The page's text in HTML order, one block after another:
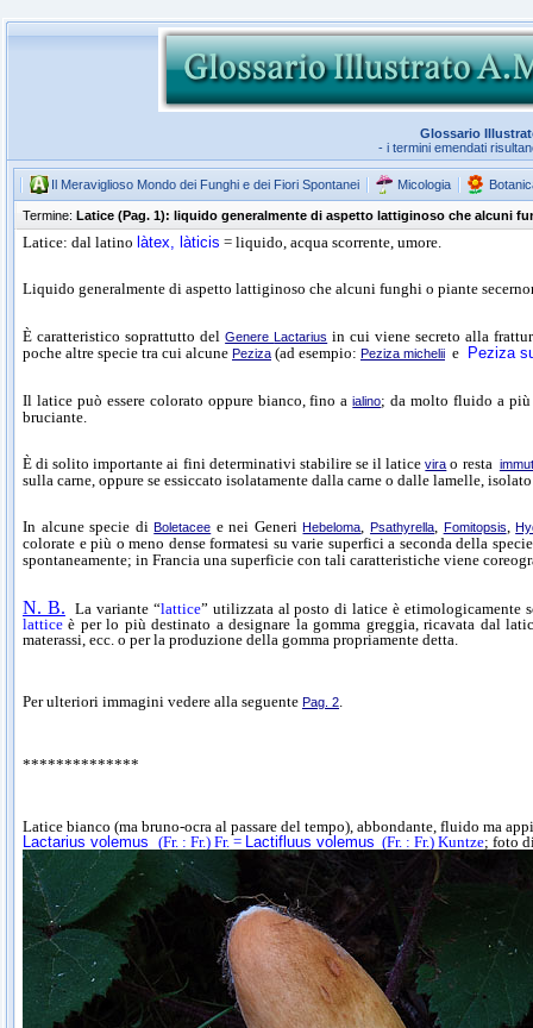
Glossario
- i termini emendati
Il Meraviglioso Mondo dei Funghi e dei Fiori Spontanei Micologia
Termine: Latice (Pag. 1): liquido generalmente di aspetto lattiginoso che alcuni
Latice: dal latino làtex, làticis = liquido, acqua scorrente, umore.
Liquido generalmente di aspetto lattiginoso che alcuni funghi o piante
È caratteristico soprattutto delGenereLactarius in cui viene secreto alla
poche altre specie tra cui alcune Peziza (ad esempio: Peziza michelii e Peziza
Il latice può essere colorato oppure bianco, fino aialino; da molto fluido a
bruciante.
È di solito importante ai fini determinativi stabilire se il laticevira o resta
sulla carne, oppure se essiccato isolatamente dalla carne o dalle lamelle, isolato
In alcune specie diBoletacee e nei GeneriHebeloma,Psathyrella, Fomitopsis,
colorate e più o meno dense formatesi su varie superfici a seconda della
spontaneamente; in Francia una superficie con tali caratteristiche viene
N. B. La variante “lattice” utilizzata al posto di latice è etimologicamente
lattice è per lo più destinato a designare la gomma greggia, ricavata dal
materassi, ecc. o per la produzione della gomma propriamente detta.
Per ulteriori immagini vedere alla seguente Pag. 2.
**************
Latice bianco (ma bruno-ocra al passare del tempo), abbondante, fluido ma
Lactarius volemus (Fr. : Fr.) Fr. = Lactifluus volemus (Fr. : Fr.) Kuntze; foto